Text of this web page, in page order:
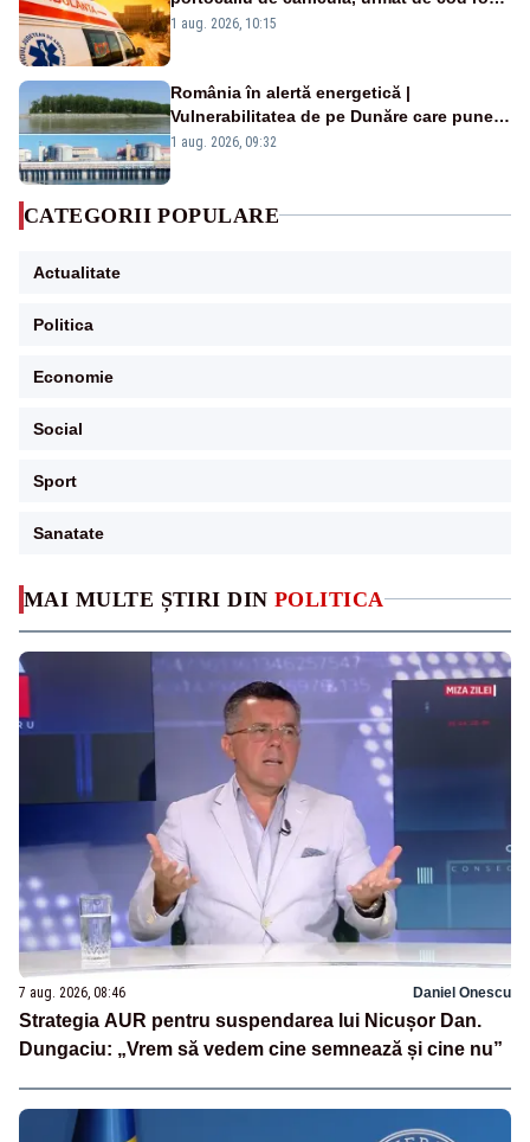
MAI MULTE ȘTIRI DIN POLITICA
7 aug. 2026, 08:46 Daniel Onescu
Strategia AUR pentru suspendarea lui Nicușor Dan.
Dungaciu: „Vrem să vedem cine semnează și cine nu”
duminică. Temperaturile urcă spre 40°C
1 aug. 2026, 10:15
România în alertă energetică |
Vulnerabilitatea de pe Dunăre care pune
în pericol Centrala Cernavodă era
1 aug. 2026, 09:32
CATEGORII POPULARE
Actualitate
Politica
Economie
Social
Sport
Sanatate